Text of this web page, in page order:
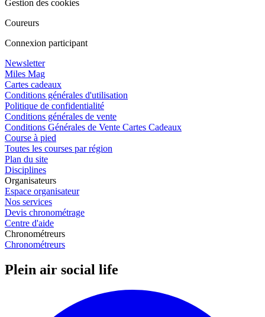
Gestion des cookies
Coureurs
Connexion participant
Newsletter
Miles Mag
Cartes cadeaux
Conditions générales d'utilisation
Politique de confidentialité
Conditions générales de vente
Conditions Générales de Vente Cartes Cadeaux
Course à pied
Toutes les courses par région
Plan du site
Disciplines
Organisateurs
Espace organisateur
Nos services
Devis chronométrage
Centre d'aide
Chronométreurs
Chronométreurs
Plein air social life